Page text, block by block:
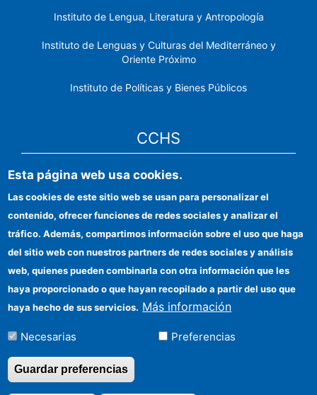
Instituto de Lengua, Literatura y Antropología
Instituto de Lenguas y Culturas del Mediterráneo y
Oriente Próximo
Instituto de Políticas y Bienes Públicos
CCHS
Sede electrónica CSIC
Identidad institucional
Información para proveedores
Ayudas FEDER
Organismos financiadores
Contacto
Cómo llegar
Esta página web usa cookies.
Las cookies de este sitio web se usan para personalizar el
contenido, ofrecer funciones de redes sociales y analizar el
tráfico. Además, compartimos información sobre el uso que haga
del sitio web con nuestros partners de redes sociales y análisis
web, quienes pueden combinarla con otra información que les
haya proporcionado o que hayan recopilado a partir del uso que
haya hecho de sus servicios. Más información
Necesarias Preferencias
Guardar preferencias